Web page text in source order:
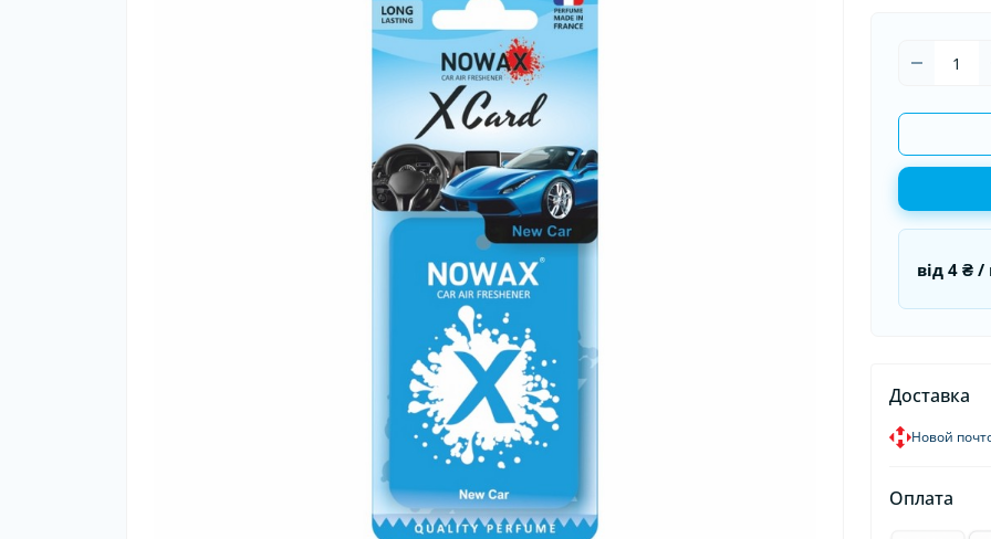
Ароматизаторы в машину
Ароматизаторы для дома и
офиса
Пуско-
від 4 ₴/
Доставка
Новой
Оплата